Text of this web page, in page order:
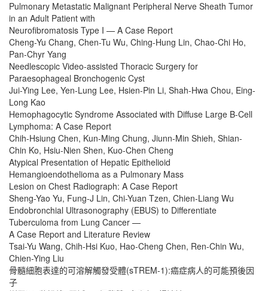
Pulmonary Metastatic Malignant Peripheral Nerve Sheath Tumor
in an Adult Patient with
Neurofibromatosis Type I — A Case Report
Cheng-Yu Chang, Chen-Tu Wu, Ching-Hung Lin, Chao-Chi Ho,
Pan-Chyr Yang
Needlescopic Video-assisted Thoracic Surgery for
Paraesophageal Bronchogenic Cyst
Jui-Ying Lee, Yen-Lung Lee, Hsien-Pin Li, Shah-Hwa Chou, Eing-
Long Kao
Hemophagocytic Syndrome Associated with Diffuse Large B-Cell
Lymphoma: A Case Report
Chih-Hsiung Chen, Kun-Ming Chung, Jiunn-Min Shieh, Shian-
Chin Ko, Hsiu-Nien Shen, Kuo-Chen Cheng
Atypical Presentation of Hepatic Epithelioid
Hemangioendothelioma as a Pulmonary Mass
Lesion on Chest Radiograph: A Case Report
Sheng-Yao Yu, Fung-J Lin, Chi-Yuan Tzen, Chien-Liang Wu
Endobronchial Ultrasonography (EBUS) to Differentiate
Tuberculoma from Lung Cancer —
A Case Report and Literature Review
Tsai-Yu Wang, Chih-Hsi Kuo, Hao-Cheng Chen, Ren-Chin Wu,
Chien-Ying Liu
骨髓細胞表達的可溶解觸發受體(sTREM-1):癌症病人的可能預後因
子